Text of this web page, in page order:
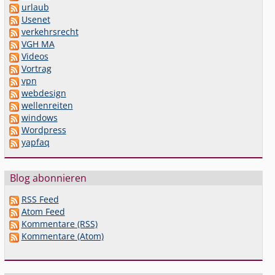
urlaub
Usenet
verkehrsrecht
VGH MA
Videos
Vortrag
vpn
webdesign
wellenreiten
windows
Wordpress
yapfaq
Blog abonnieren
RSS Feed
Atom Feed
Kommentare (RSS)
Kommentare (Atom)